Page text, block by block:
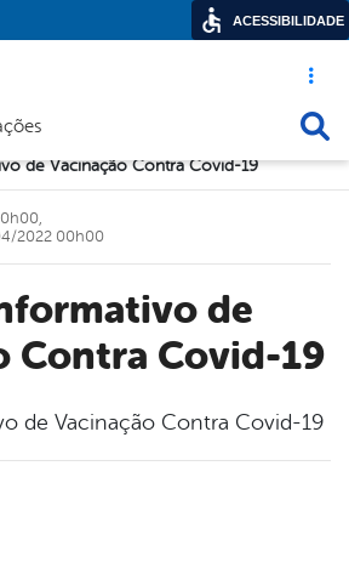
Acesso
navegação
de Vacinação Contra Covid-19
Contra Covid-19
2022 00h00
de Vacinação Contra Covid-19
ACESSIBILIDADE